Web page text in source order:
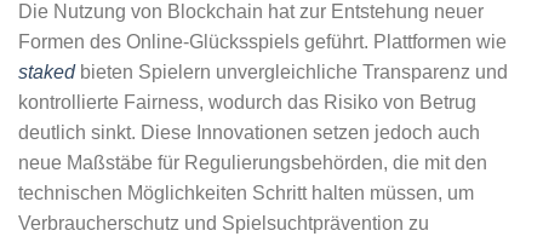
Die Nutzung von Blockchain hat zur Entstehung neuer
Formen des Online-Glücksspiels geführt. Plattformen wie
stakedbieten Spielern unvergleichliche Transparenz und
kontrollierte Fairness, wodurch das Risiko von Betrug
deutlich sinkt. Diese Innovationen setzen jedoch auch
neue Maßstäbe für Regulierungsbehörden, die mit den
technischen Möglichkeiten Schritt halten müssen, um
Verbraucherschutz und Spielsuchtprävention zu